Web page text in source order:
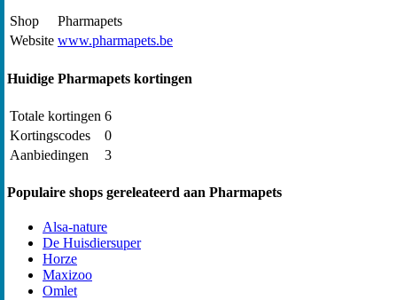
Shop
Pharmapets
Website www.pharmapets.be
Huidige Pharmapets kortingen
Totale kortingen 6
Kortingscodes
0
Aanbiedingen
3
Populaire shops gereleateerd aan Pharmapets
Alsa-nature
De Huisdiersuper
Horze
Maxizoo
Omlet